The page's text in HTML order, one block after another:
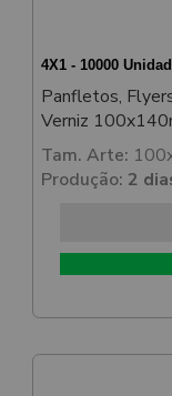
4X1 - 10000
Panfletos,
Verniz
Tam. Arte:
Produção: 2